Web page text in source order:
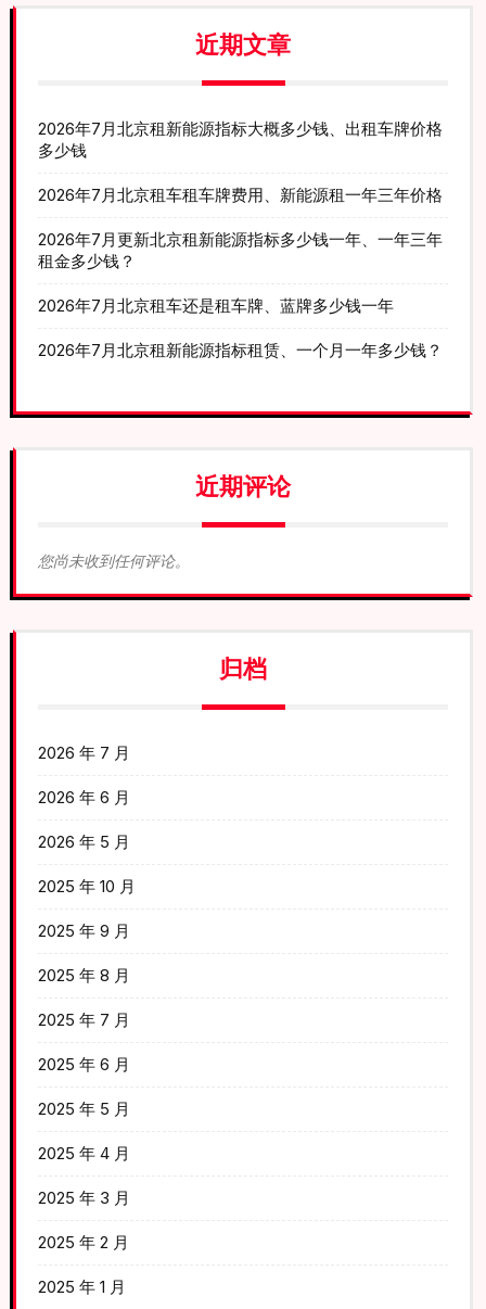
近期文章
2026年7月北京租新能源指标大概多少钱、出租车牌价格
多少钱
2026年7月北京租车租车牌费用、新能源租一年三年价格
2026年7月更新北京租新能源指标多少钱一年、一年三年
租金多少钱？
2026年7月北京租车还是租车牌、蓝牌多少钱一年
2026年7月北京租新能源指标租赁、一个月一年多少钱？
近期评论
您尚未收到任何评论。
归档
2026 年 7 月
2026 年 6 月
2026 年 5 月
2025 年 10 月
2025 年 9 月
2025 年 8 月
2025 年 7 月
2025 年 6 月
2025 年 5 月
2025 年 4 月
2025 年 3 月
2025 年 2 月
2025 年 1 月